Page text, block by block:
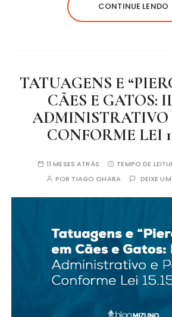
CONTINUE LENDO
TATUAGENS E
CÃES E GATOS:
ADMINISTRATIVO
CONFORME LEI
11 MESES ATRÁS TEMPO DE
POR TIAGO OHARA DEIXE